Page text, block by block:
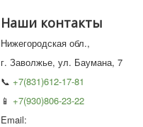
Наши контакты
Нижегородская обл.,
г. Заволжье, ул. Баумана, 7
📞 +7(831)612-17-81
📱 +7(930)806-23-22
Email: